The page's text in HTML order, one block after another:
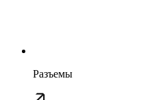
Разъемы